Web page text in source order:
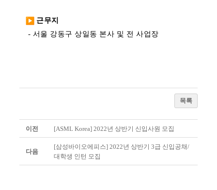
근무지
- 서울 강동구 상일동 본사 및 전 사업장
목록
이전 [ASML Korea] 2022년 상반기 신입사원 모집
다음
[삼성바이오에피스] 2022년 상반기 3급 신입공채/
대학생 인턴 모집